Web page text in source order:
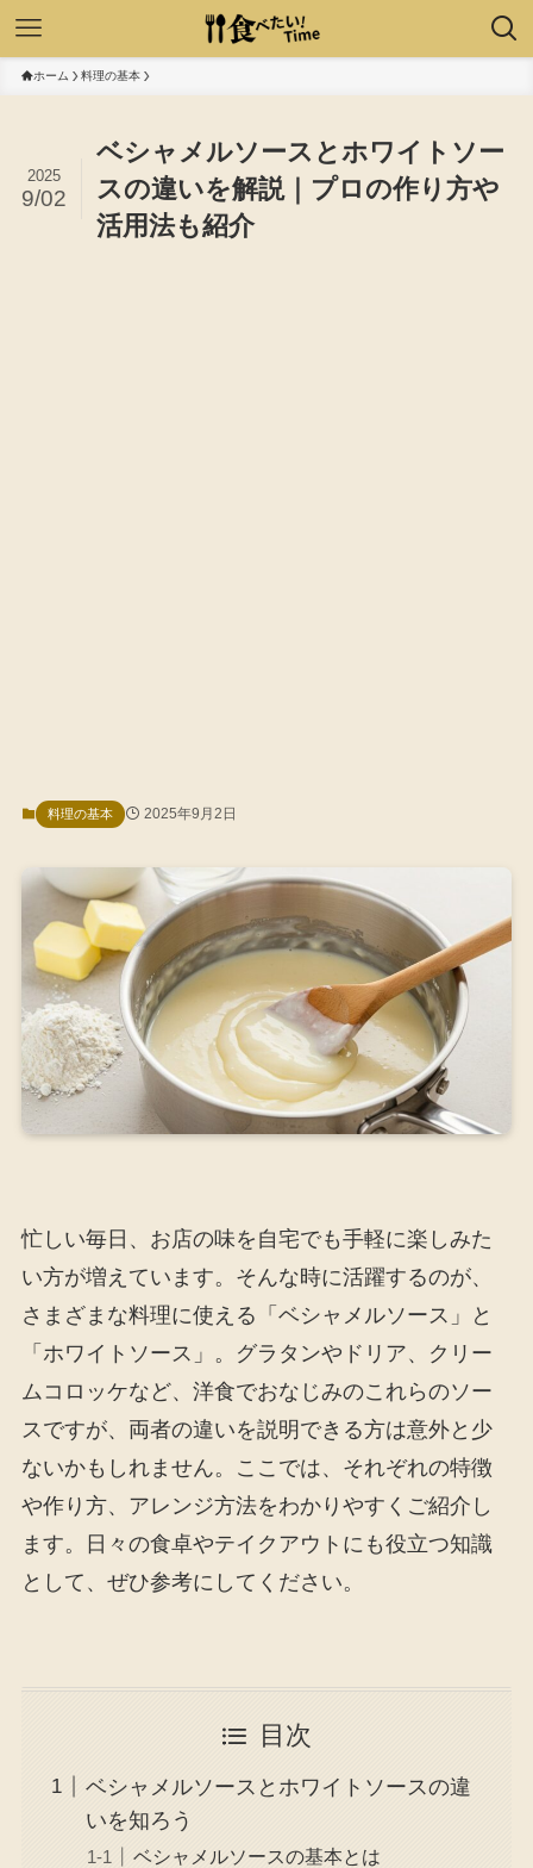
ホーム 料理の基本
ベシャメルソースとホワイトソー
スの違いを解説｜プロの作り方や
活用法も紹介
2025
9/02
料理の基本 2025年9月2日
忙しい毎日、お店の味を自宅でも手軽に楽しみた
い方が増えています。そんな時に活躍するのが、
さまざまな料理に使える「ベシャメルソース」と
「ホワイトソース」。グラタンやドリア、クリー
ムコロッケなど、洋食でおなじみのこれらのソー
スですが、両者の違いを説明できる方は意外と少
ないかもしれません。ここでは、それぞれの特徴
や作り方、アレンジ方法をわかりやすくご紹介し
ます。日々の食卓やテイクアウトにも役立つ知識
として、ぜひ参考にしてください。
目次
ベシャメルソースとホワイトソースの違
いを知ろう
ベシャメルソースの基本とは